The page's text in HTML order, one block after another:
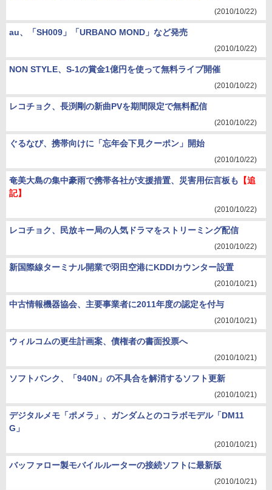
(2010/10/22)
au、「SH009」「URBANO MOND」など発売
(2010/10/22)
NON STYLE、S-1の賞金1億円を使って無料ライブ開催
(2010/10/22)
レコチョク、長渕剛の新曲PVを期間限定で無料配信
(2010/10/22)
ぐるなび、携帯向けに「忘年会下見クーポン」開始
(2010/10/22)
奄美大島の集中豪雨で携帯各社が支援措置、災害用伝言板も 【追
記】
(2010/10/22)
レコチョク、民放キー局の人気ドラマをストリーミング配信
(2010/10/22)
新国際線ターミナル開業で羽田空港にKDDIカウンター設置
(2010/10/21)
中古情報機器協会、主要事業者に2011年度の認定を付与
(2010/10/21)
ウィルコムの更生計画案、債権者の書面投票へ
(2010/10/21)
ソフトバンク、「940N」の不具合を解消するソフト更新
(2010/10/21)
デジタルメモ「ポメラ」、ガンダムとのコラボモデル「DM11
G」
(2010/10/21)
バッファロー製モバイルルーターの接続ソフトに最新版
(2010/10/21)